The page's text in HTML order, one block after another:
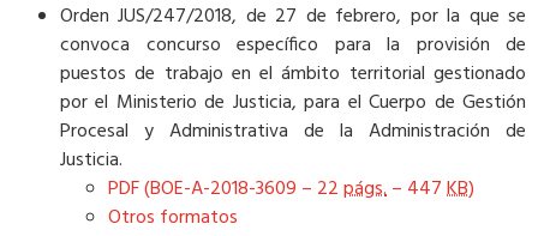
Orden JUS/247/2018, de 27 de febrero, por la que se
convoca concurso específico para la provisión de
puestos de trabajo en el ámbito territorial gestionado
por el Ministerio de Justicia, para el Cuerpo de Gestión
Procesal y Administrativa de la Administración de
Justicia.
PDF (BOE-A-2018-3609 – 22págs.– 447KB)
Otros formatos